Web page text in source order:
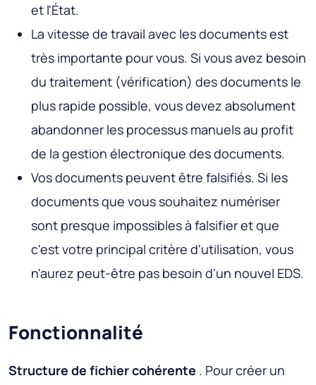
et l'État.
La vitesse de travail avec les documents est
très importante pour vous. Si vous avez besoin
du traitement (vérification) des documents le
plus rapide possible, vous devez absolument
abandonner les processus manuels au profit
de la gestion électronique des documents.
Vos documents peuvent être falsifiés. Si les
documents que vous souhaitez numériser
sont presque impossibles à falsifier et que
c'est votre principal critère d'utilisation, vous
n'aurez peut-être pas besoin d'un nouvel EDS.
Fonctionnalité
Structure de fichier cohérente . Pour créer un